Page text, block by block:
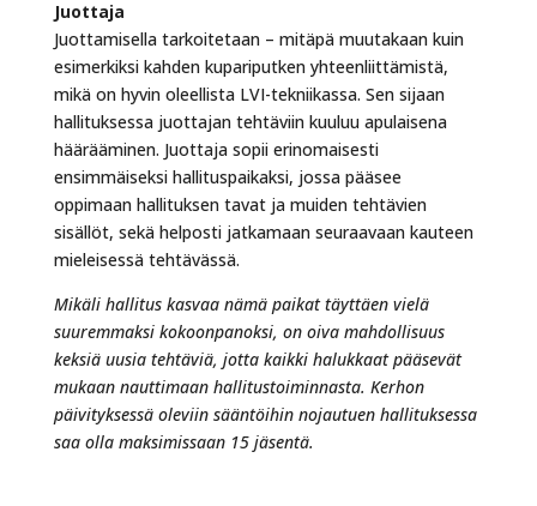
Juottaja
Juottamisella tarkoitetaan – mitäpä muutakaan kuin
esimerkiksi kahden kupariputken yhteenliittämistä,
mikä on hyvin oleellista LVI-tekniikassa. Sen sijaan
hallituksessa juottajan tehtäviin kuuluu apulaisena
häärääminen. Juottaja sopii erinomaisesti
ensimmäiseksi hallituspaikaksi, jossa pääsee
oppimaan hallituksen tavat ja muiden tehtävien
sisällöt, sekä helposti jatkamaan seuraavaan kauteen
mieleisessä tehtävässä.
Mikäli hallitus kasvaa nämä paikat täyttäen vielä
suuremmaksi kokoonpanoksi, on oiva mahdollisuus
keksiä uusia tehtäviä, jotta kaikki halukkaat pääsevät
mukaan nauttimaan hallitustoiminnasta. Kerhon
päivityksessä oleviin sääntöihin nojautuen hallituksessa
saa olla maksimissaan 15 jäsentä.